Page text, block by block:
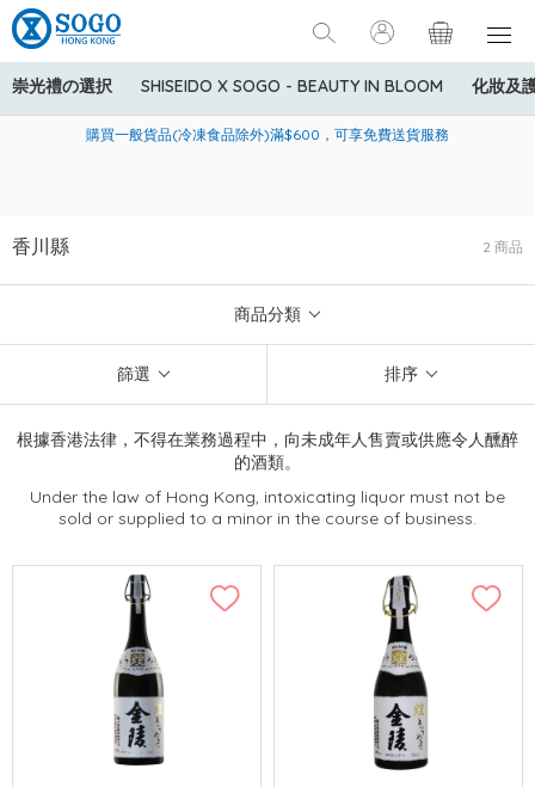
崇光禮の選択 SHISEIDO X SOGO - BEAUTY IN BLOOM 化妝及
美國運通Explorer®信用卡會員購物禮遇：高達5%簽賬回贈！
購買一般貨品(冷凍食品除外)滿$600，可享免費送貨服務
寄送中國內地服務只適用於指定商品，若訂單金額少於HK$600(折
香川縣 2 商品
商品分類
篩選 排序
根據香港法律，不得在業務過程中，向未成年人售賣或供應令人醺醉
的酒類。
Under the law of Hong Kong, intoxicating liquor must not be
sold or supplied to a minor in the course of business.